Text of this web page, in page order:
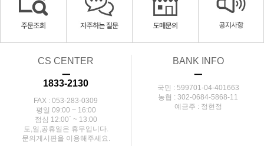
CS CENTER
ㅡ
1833-2130
FAX : 053-283-0309
평일 09:00 ~ 16:00
점심 12:00` ~ 13:00
토,일,공휴일은 휴무입니다.
문의게시판을 이용해주세요.
BANK INFO
ㅡ
국민 : 599701-04-401663
농협 : 302-0684-5868-11
예금주 : 정현정